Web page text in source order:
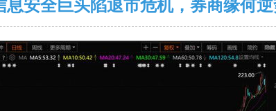
息安全巨头陷退市危机，券商缘何